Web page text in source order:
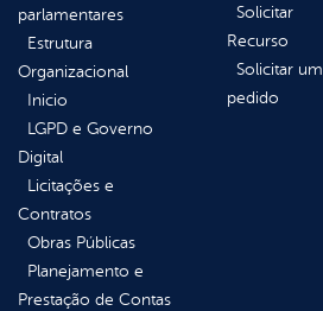
parlamentares
Estrutura
Organizacional
Inicio
LGPD e Governo
Digital
Licitações e
Contratos
Obras Públicas
Planejamento e
Prestação de Contas
Solicitar
Recurso
Solicitar um
pedido